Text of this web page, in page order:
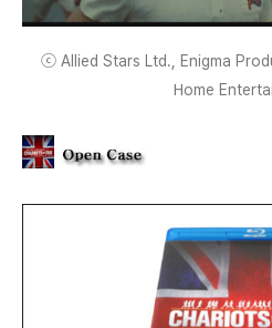
ⓒ Allied Stars Ltd., Enigma
Home